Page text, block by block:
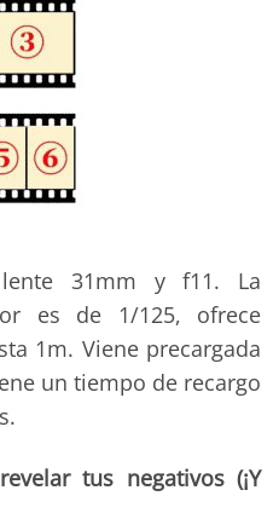
31mm y f11. La
es de 1/125, ofrece
1m. Viene precargada
un tiempo de recargo
tus negativos (¡Y